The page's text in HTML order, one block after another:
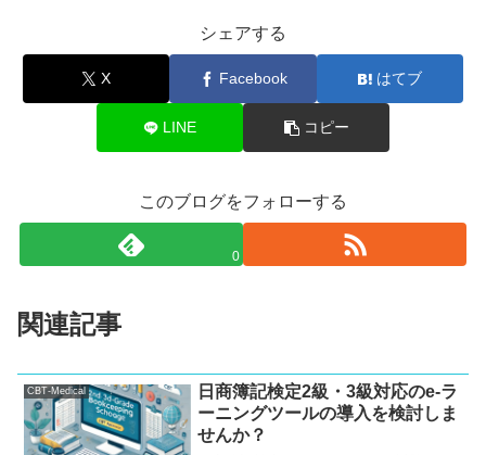
シェアする
X Facebook はてブ
LINE コピー
このブログをフォローする
0
関連記事
CBT-Medical
日商簿記検定2級・3級対応のe-ラ
ーニングツールの導入を検討しま
せんか？